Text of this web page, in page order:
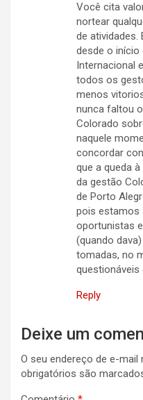
Você cita
nortear
de
desde o início
Internacional
todos os
menos
nunca faltou
Colorado
naquele
concordar
que a queda
da gestão
de Porto
pois estamos
oportunistas
(quando
tomadas, no
questionáveis
Reply
Deixe um
O seu endereço de e-mail
obrigatórios são